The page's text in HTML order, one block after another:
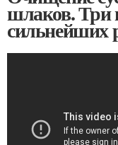
шлаков. Три
сильнейших